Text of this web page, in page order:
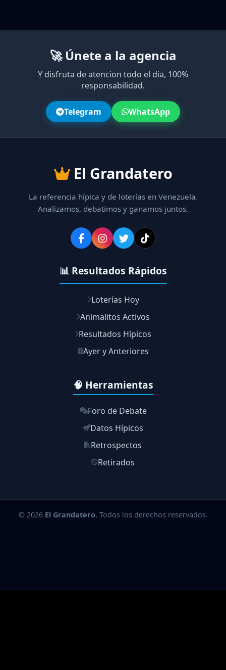
🚀 Únete a la agencia
Y disfruta de atencion todo el dia, 100%
responsabilidad.
Telegram WhatsApp
El Grandatero
La referencia hípica y de loterías en Venezuela.
Analizamos, debatimos y ganamos juntos.
📊 Resultados Rápidos
Loterías Hoy
Animalitos Activos
Resultados Hípicos
Ayer y Anteriores
🧠 Herramientas
Foro de Debate
Datos Hípicos
Retrospectos
Retirados
© 2026 El Grandatero. Todos los derechos reservados.